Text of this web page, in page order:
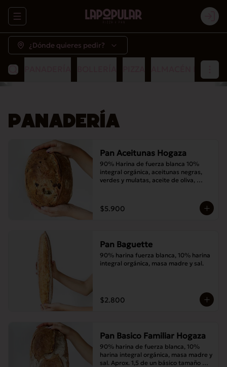
Abrir menu de navegación
¿Dónde quieres pedir?
PANADERÍA
Pan Aceitunas Hogaza
90% Harina de fuerza blanca 10%
integral orgánica, aceitunas negras,
verdes y mulatas, aceite de oliva,
$5.900
Pan Baguette
90% harina fuerza blanca, 10% harina
integral orgánica, masa madre y sal.
$2.800
Pan Basico Familiar Hogaza
90% harina de fuerza blanca, 10%
harina integral orgánica, masa madre y
sal. Aprox. 1,5 de un básico tamaño